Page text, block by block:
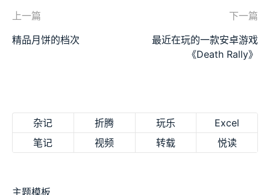
上一篇
精品月饼的档次
下一篇
最近在玩的一款安卓游戏
《Death Rally》
杂记 折腾 玩乐
Excel
笔记
视频 转载 悦读
主题模板